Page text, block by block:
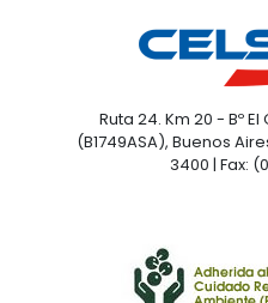
Ruta 24. Km 20 - Bº
(B1749ASA), Buenos
3400 | Fax: